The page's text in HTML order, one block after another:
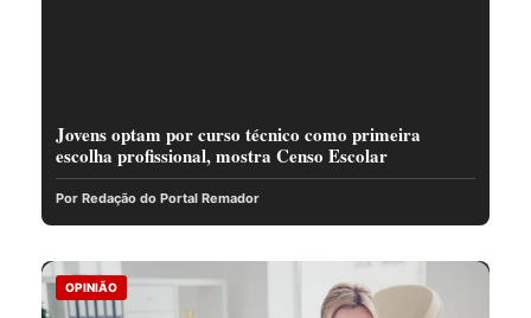
Jovens optam por curso técnico como primeira
escolha profissional, mostra Censo Escolar
Por Redação do Portal Remador
OPINIÃO